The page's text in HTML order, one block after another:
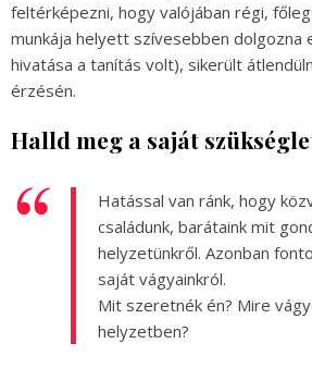
feltérképezni, hogy valójában régi,
munkája helyett szívesebben dolgozna
hivatása a tanítás volt), sikerült
érzésén.
Halld meg a saját
Hatással van ránk, hogy
családunk, barátaink mit
helyzetünkről. Azonban
saját vágyainkról.
Mit szeretnék én? Mire
helyzetben?